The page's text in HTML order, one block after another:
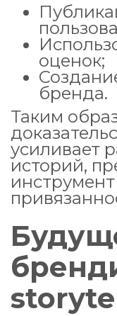
оценок;
бренда.
Таким
усиливает
историй,